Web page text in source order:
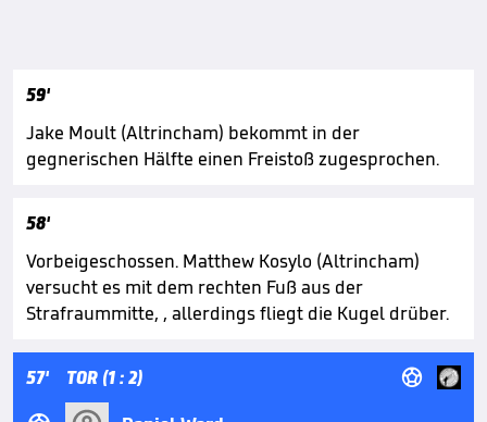
59'
Jake Moult (Altrincham) bekommt in der
gegnerischen Hälfte einen Freistoß zugesprochen.
58'
Vorbeigeschossen. Matthew Kosylo (Altrincham)
versucht es mit dem rechten Fuß aus der
Strafraummitte, , allerdings fliegt die Kugel drüber.
57' TOR (1 : 2) 